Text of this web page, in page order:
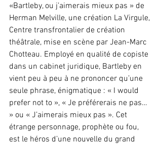
«Bartleby, ou j’aimerais mieux pas » de
Herman Melville, une création La Virgule,
Centre transfrontalier de création
théâtrale, mise en scène par Jean-Marc
Chotteau. Employé en qualité de copiste
dans un cabinet juridique, Bartleby en
vient peu à peu à ne prononcer qu’une
seule phrase, énigmatique : « I would
prefer not to », « Je préférerais ne pas…
» ou « J’aimerais mieux pas ». Cet
étrange personnage, prophète ou fou,
est le héros d’une nouvelle du grand